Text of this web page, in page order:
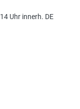
Uhr innerh. DE